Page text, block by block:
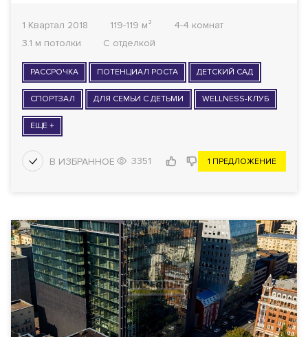
1 Квартал 2018 119-119 м²
4-4 комнат
3.1 м потолки
С отделкой
РАССРОЧКА ПОТЕНЦИАЛ РОСТА ДЕТСКИЙ САД
СПОРТЗАЛ ДЛЯ СЕМЬИ С ДЕТЬМИ WELLNESS-КЛУБ
ЕЩЕ +
3351 1 ПРЕДЛОЖЕНИЕ